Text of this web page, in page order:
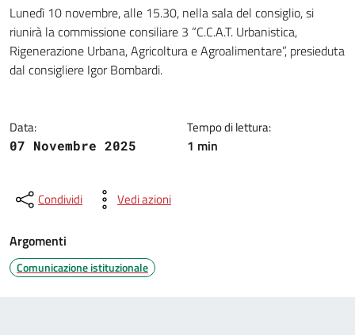
Dettagli della notizia
Lunedì 10 novembre, alle 15.30, nella sala del consiglio, si
riunirà la commissione consiliare 3 “C.C.A.T. Urbanistica,
Rigenerazione Urbana, Agricoltura e Agroalimentare”, presieduta
dal consigliere Igor Bombardi.
Data:
07 Novembre 2025
Tempo di lettura:
1 min
Condividi Vedi azioni
Argomenti
Comunicazione istituzionale